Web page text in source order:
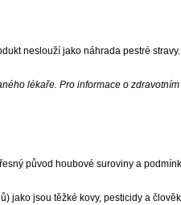
neslouží jako náhrada pestré
lékaře. Pro informace o
původ houbové suroviny a
jako jsou těžké kovy, pesticidy a